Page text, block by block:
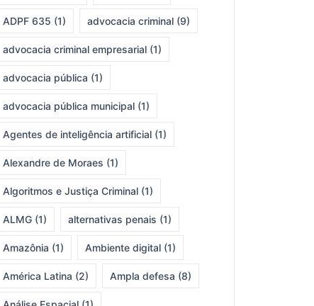
ADPF 635 (1) advocacia criminal(9)
advocacia criminal empresarial(1)
advocacia pública (1)
advocacia pública municipal(1)
Agentes de inteligência artificial(1)
Alexandre de Moraes (1)
Algoritmos e Justiça Criminal(1)
ALMG(1) alternativas penais (1)
Amazônia (1) Ambiente digital(1)
América Latina (2) Ampla defesa (8)